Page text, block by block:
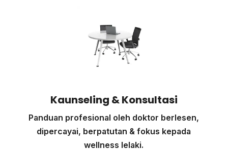
Kaunseling & Konsultasi
Panduan profesional oleh doktor berlesen,
dipercayai, berpatutan & fokus kepada
wellness lelaki.